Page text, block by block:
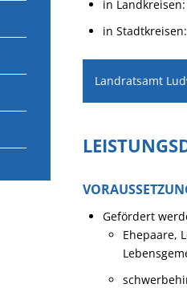
in
in
Landratsamt
Gefördert
Ehepaare,